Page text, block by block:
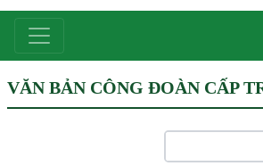
VĂN BẢN CÔNG ĐOÀN CẤP